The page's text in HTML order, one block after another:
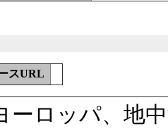
スURL
ーロッパ、地